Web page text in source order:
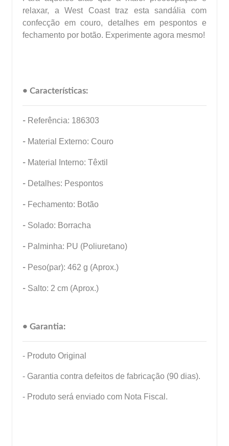
relaxar, a West Coast traz esta sandália com
confecção em couro, detalhes em pespontos e
fechamento por botão. Experimente agora mesmo!
• Características:
- Referência: 186303
- Material Externo: Couro
- Material Interno: Têxtil
- Detalhes: Pespontos
- Fechamento: Botão
- Solado: Borracha
- Palminha: PU (Poliuretano)
- Peso(par): 462 g (Aprox.)
- Salto: 2 cm (Aprox.)
• Garantia:
- Produto Original
- Garantia contra defeitos de fabricação (90 dias).
- Produto será enviado com Nota Fiscal.